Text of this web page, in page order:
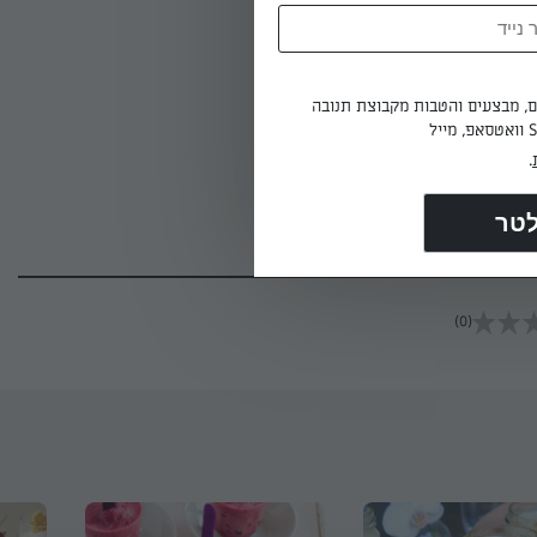
על
(0)
מבצעים והטבות מקבוצת תנובה
.